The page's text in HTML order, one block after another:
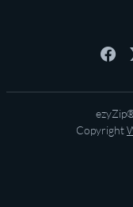
Copyright